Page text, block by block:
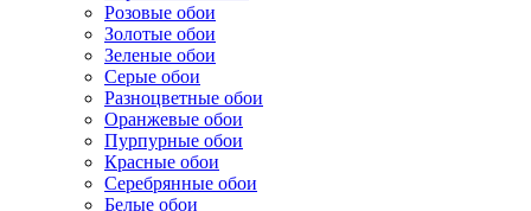
Розовые обои
Золотые обои
Зеленые обои
Серые обои
Разноцветные обои
Оранжевые обои
Пурпурные обои
Красные обои
Серебрянные обои
Белые обои